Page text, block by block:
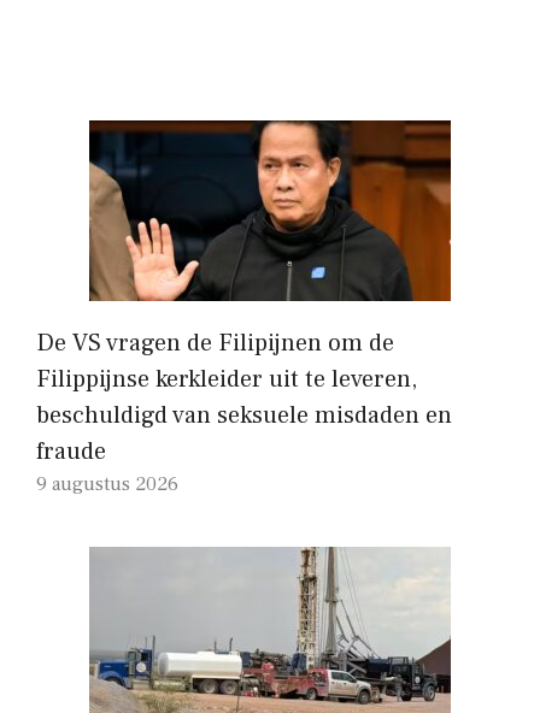
De VS vragen de Filipijnen om de
Filippijnse kerkleider uit te leveren,
beschuldigd van seksuele misdaden en
fraude
9 augustus 2026